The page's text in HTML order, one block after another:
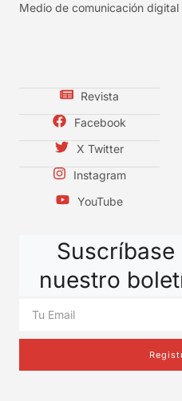
Medio de comunicación digital
Revista
Facebook
X Twitter
Instagram
YouTube
Suscríbase
nuestro